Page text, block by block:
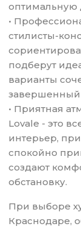
оптимальную
•
стилисты-
подберут
варианты
завершенный
• Приятная
Lovale - это
интерьер,
спокойно
создают
обстановку.
При выборе
Краснодаре,